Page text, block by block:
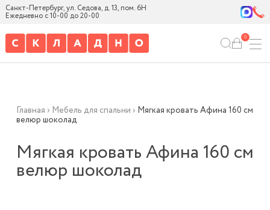
Санкт-Петербург, ул. Седова, д. 13, пом. 6Н
Ежедневно с 10-00 до 20-00
0
Главная › Мебель для спальни › Мягкая кровать Афина 160 см
велюр шоколад
Мягкая кровать Афина 160 см
велюр шоколад